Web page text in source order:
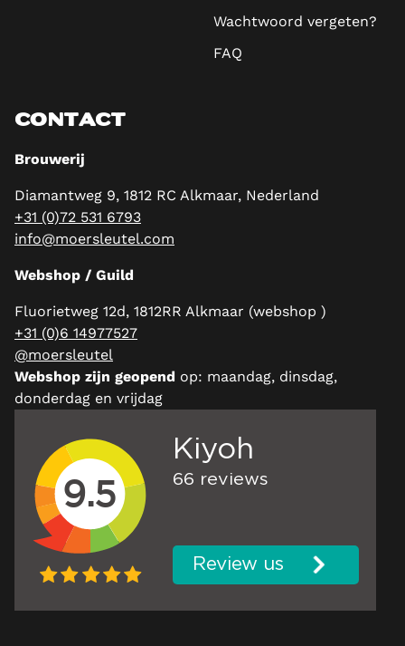
Wachtwoord vergeten?
FAQ
CONTACT
Brouwerij
Diamantweg 9, 1812 RC Alkmaar, Nederland
+31 (0)72 531 6793
info@moersleutel.com
Webshop / Guild
Fluorietweg 12d, 1812RR Alkmaar (webshop )
+31 (0)6 14977527
@moersleutel
Webshop zijn geopend op: maandag, dinsdag,
donderdag en vrijdag